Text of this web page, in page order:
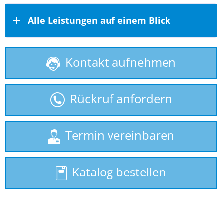
Alle Leistungen auf einem Blick
Behindertenlift
gebrauchte Treppenlifte
Homelift
Plattformlift
Rollstuhllift
Kontakt aufnehmen
Rückruf anfordern
Termin vereinbaren
Katalog bestellen